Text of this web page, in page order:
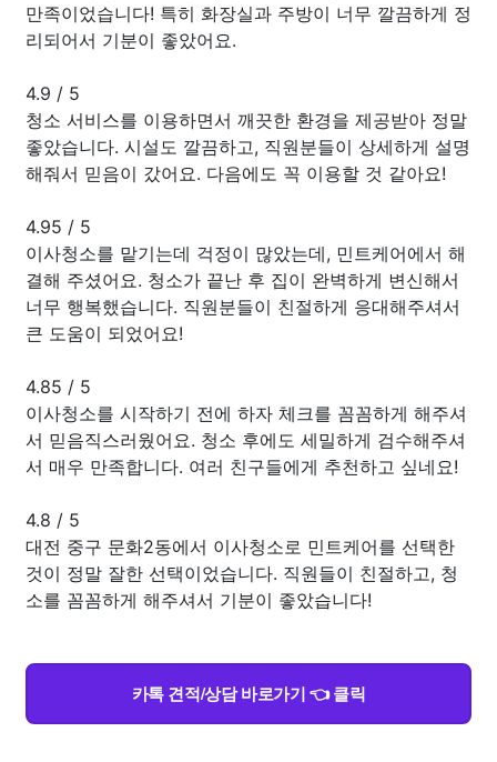
만족이었습니다! 특히 화장실과 주방이 너무 깔끔하게 정
리되어서 기분이 좋았어요.
4.9 / 5
청소 서비스를 이용하면서 깨끗한 환경을 제공받아 정말
좋았습니다. 시설도 깔끔하고, 직원분들이 상세하게 설명
해줘서 믿음이 갔어요. 다음에도 꼭 이용할 것 같아요!
4.95 / 5
이사청소를 맡기는데 걱정이 많았는데, 민트케어에서 해
결해 주셨어요. 청소가 끝난 후 집이 완벽하게 변신해서
너무 행복했습니다. 직원분들이 친절하게 응대해주셔서
큰 도움이 되었어요!
4.85 / 5
이사청소를 시작하기 전에 하자 체크를 꼼꼼하게 해주셔
서 믿음직스러웠어요. 청소 후에도 세밀하게 검수해주셔
서 매우 만족합니다. 여러 친구들에게 추천하고 싶네요!
4.8 / 5
대전 중구 문화2동에서 이사청소로 민트케어를 선택한
것이 정말 잘한 선택이었습니다. 직원들이 친절하고, 청
소를 꼼꼼하게 해주셔서 기분이 좋았습니다!
카톡 견적/상담 바로가기 👈 클릭